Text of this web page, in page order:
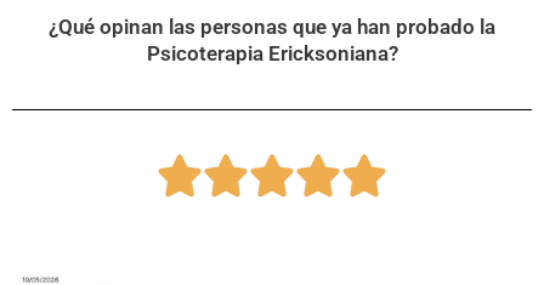
¿Qué opinan las personas que ya han probado la
Psicoterapia Ericksoniana?